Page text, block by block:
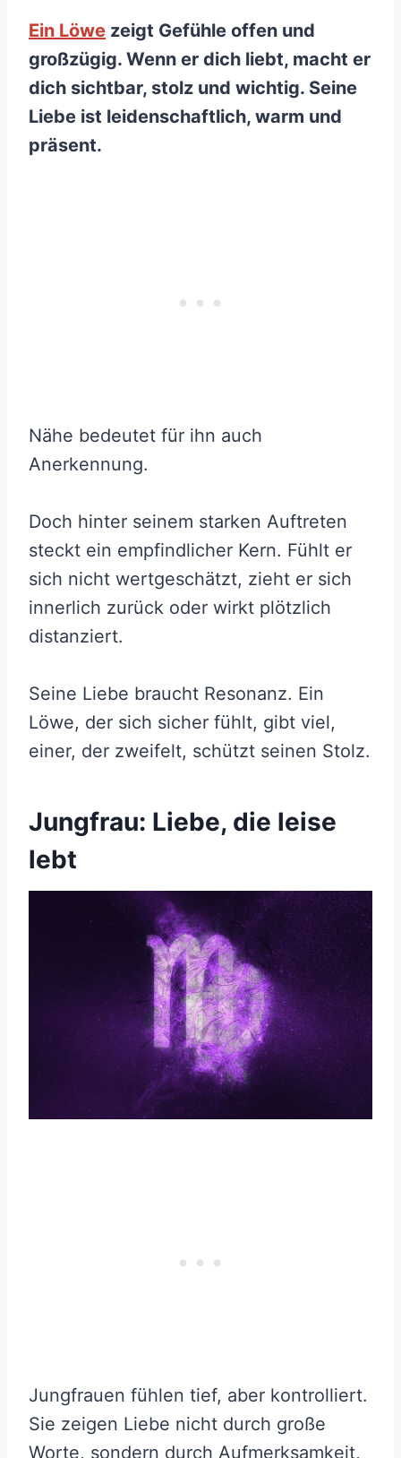
Ein Löwe zeigt Gefühle offen und
großzügig. Wenn er dich liebt, macht er
dich sichtbar, stolz und wichtig. Seine
Liebe ist leidenschaftlich, warm und
präsent.
Nähe bedeutet für ihn auch
Anerkennung.
Doch hinter seinem starken Auftreten
steckt ein empfindlicher Kern. Fühlt er
sich nicht wertgeschätzt, zieht er sich
innerlich zurück oder wirkt plötzlich
distanziert.
Seine Liebe braucht Resonanz. Ein
Löwe, der sich sicher fühlt, gibt viel,
einer, der zweifelt, schützt seinen Stolz.
Jungfrau: Liebe, die leise
lebt
Jungfrauen fühlen tief, aber kontrolliert.
Sie zeigen Liebe nicht durch große
Worte, sondern durch Aufmerksamkeit,